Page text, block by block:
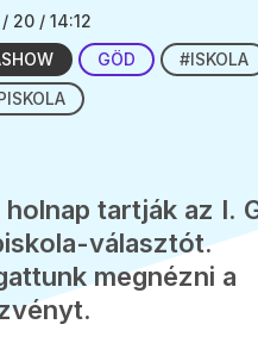
20 / 14:12
GÖD
#ISKOLA
holnap tartják az I.
választót.
megnézni a